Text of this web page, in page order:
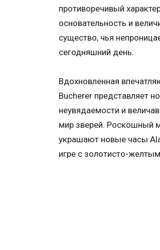
противоречивый
основательность и
существо, чья
сегодняшний день.
Вдохновленная
Bucherer представляет
неувядаемости и
мир зверей. Роскошный
украшают новые часы
игре с золотисто-